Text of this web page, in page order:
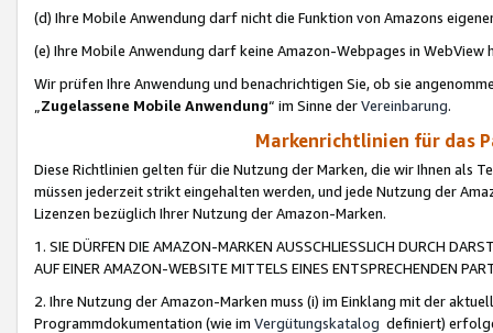
(d) Ihre Mobile Anwendung darf nicht die Funktion von Amazons
(e) Ihre Mobile Anwendung darf keine Amazon-Webpages in WebView
Wir prüfen Ihre Anwendung und benachrichtigen Sie, ob sie
„Zugelassene Mobile Anwendung“ im Sinne derVereinbarung.
Markenrichtlinien für das
Diese Richtlinien gelten für die Nutzung der Marken, die wir Ihnen als
müssen jederzeit strikt eingehalten werden, und jede Nutzung der
Lizenzen bezüglich Ihrer Nutzung der Amazon-Marken.
1. SIE DÜRFEN DIE AMAZON-MARKEN AUSSCHLIESSLICH DURCH
AUF EINER AMAZON-WEBSITE MITTELS EINES ENTSPRECHENDEN
2. Ihre Nutzung der Amazon-Marken muss (i) im Einklang mit der
Programmdokumentation (wie im Vergütungskatalog definiert)